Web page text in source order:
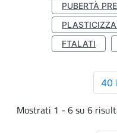
PUBERTÀ
FTALATI
40
Mostrati 1 - 6 su 6